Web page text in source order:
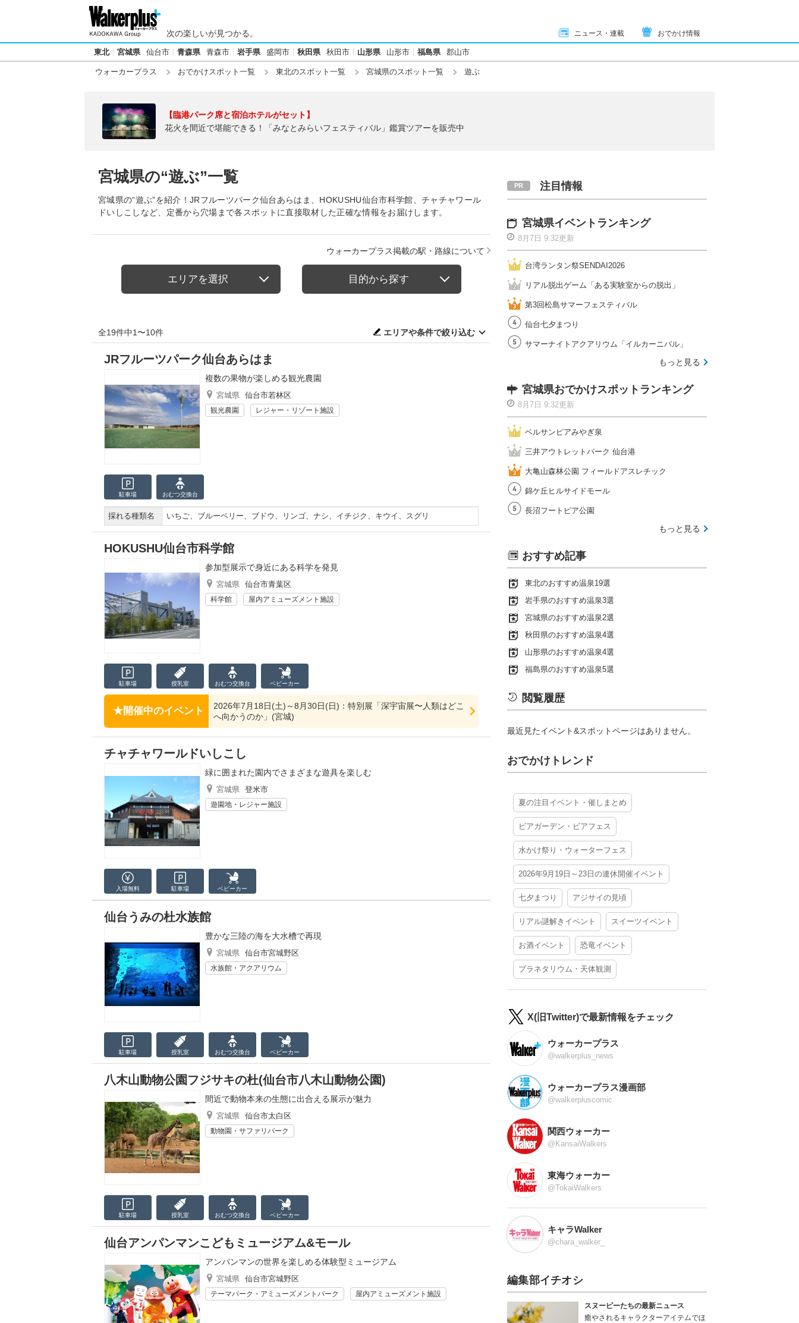
次の楽しいが見つかる。 ニュース・連載 おでかけ情報
東北 宮城県 仙台市 青森県 青森市 岩手県 盛岡市 秋田県 秋田市 山形県 山形市 福島県 郡山市
ウォーカープラス おでかけスポット一覧 東北のスポット一覧 宮城県のスポット一覧 遊ぶ
【臨港パーク席と宿泊ホテルがセット】
花火を間近で堪能できる！「みなとみらいフェスティバル」鑑賞ツアーを販売中
宮城県の“遊ぶ”一覧
宮城県の“遊ぶ”を紹介！JRフルーツパーク仙台あらはま、HOKUSHU仙台市科学館、チャチャワール
ドいしこしなど、定番から穴場まで各スポットに直接取材した正確な情報をお届けします。
ウォーカープラス掲載の駅・路線について
エリアを選択 目的から探す
全19件中1〜10件 エリアや条件で絞り込む
JRフルーツパーク仙台あらはま
複数の果物が楽しめる観光農園
宮城県 仙台市若林区
観光農園 レジャー・リゾート施設
駐車場 おむつ交換台
採れる種類名 いちご、ブルーベリー、ブドウ、リンゴ、ナシ、イチジク、キウイ、スグリ
HOKUSHU仙台市科学館
参加型展示で身近にある科学を発見
宮城県 仙台市青葉区
科学館 屋内アミューズメント施設
駐車場 授乳室 おむつ交換台 ベビーカー
開催中のイベント
2026年7月18日(土)～8月30日(日)：特別展「深宇宙展〜人類はどこ
へ向かうのか」(宮城)
チャチャワールドいしこし
緑に囲まれた園内でさまざまな遊具を楽しむ
宮城県 登米市
遊園地・レジャー施設
入場無料 駐車場 ベビーカー
仙台うみの杜水族館
豊かな三陸の海を大水槽で再現
宮城県 仙台市宮城野区
水族館・アクアリウム
駐車場 授乳室 おむつ交換台 ベビーカー
八木山動物公園フジサキの杜(仙台市八木山動物公園)
間近で動物本来の生態に出合える展示が魅力
宮城県 仙台市太白区
動物園・サファリパーク
駐車場 授乳室 おむつ交換台 ベビーカー
仙台アンパンマンこどもミュージアム&モール
アンパンマンの世界を楽しめる体験型ミュージアム
宮城県 仙台市宮城野区
テーマパーク・アミューズメントパーク 屋内アミューズメント施設
注目情報
宮城県イベントランキング
8月7日 9:32更新
台湾ランタン祭SENDAI2026
リアル脱出ゲーム「ある実験室からの脱出」
第3回松島サマーフェスティバル
仙台七夕まつり
サマーナイトアクアリウム「イルカーニバル」
もっと見る
宮城県おでかけスポットランキング
8月7日 9:32更新
ベルサンピアみやぎ泉
三井アウトレットパーク 仙台港
大亀山森林公園 フィールドアスレチック
錦ケ丘ヒルサイドモール
長沼フートピア公園
もっと見る
おすすめ記事
東北のおすすめ温泉19選
岩手県のおすすめ温泉3選
宮城県のおすすめ温泉2選
秋田県のおすすめ温泉4選
山形県のおすすめ温泉4選
福島県のおすすめ温泉5選
閲覧履歴
最近見たイベント&スポットページはありません。
おでかけトレンド
夏の注目イベント・催しまとめ
ビアガーデン・ビアフェス
水かけ祭り・ウォーターフェス
2026年9月19日～23日の連休開催イベント
七夕まつり アジサイの見頃
リアル謎解きイベント スイーツイベント
お酒イベント 恐竜イベント
プラネタリウム・天体観測
X(旧Twitter)で最新情報をチェック
ウォーカープラス
@walkerplus_news
ウォーカープラス漫画部
@walkerpluscomic
関西ウォーカー
@KansaiWalkers
東海ウォーカー
@TokaiWalkers
キャラWalker
@chara_walker_
編集部イチオシ
スヌーピーたちの最新ニュース
癒やされるキャラクターアイテムでほ